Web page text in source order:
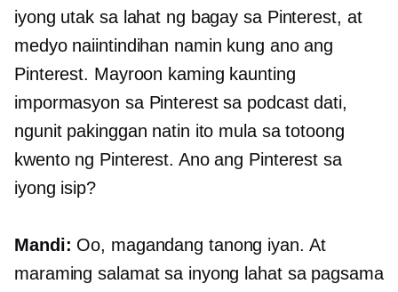
iyong utak sa lahat ng bagay sa Pinterest, at
medyo naiintindihan namin kung ano ang
Pinterest. Mayroon kaming kaunting
impormasyon sa Pinterest sa podcast dati,
ngunit pakinggan natin ito mula sa totoong
kwento ng Pinterest. Ano ang Pinterest sa
iyong isip?
Mandi: Oo, magandang tanong iyan. At
maraming salamat sa inyong lahat sa pagsama